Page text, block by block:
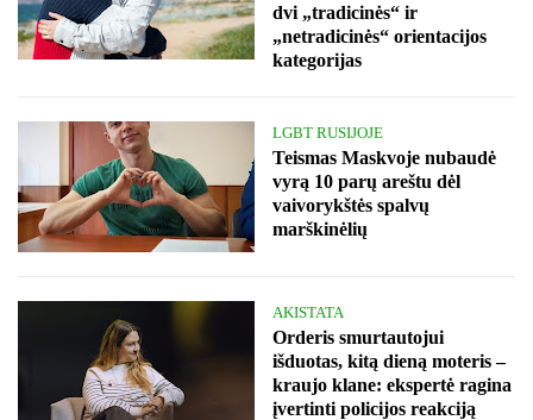
dvi „tradicinės“ ir
„netradicinės“ orientacijos
kategorijas
LGBT RUSIJOJE
Teismas Maskvoje nubaudė
vyrą 10 parų areštu dėl
vaivorykštės spalvų
marškinėlių
AKISTATA
Orderis smurtautojui
išduotas, kitą dieną moteris –
kraujo klane: ekspertė ragina
įvertinti policijos reakciją